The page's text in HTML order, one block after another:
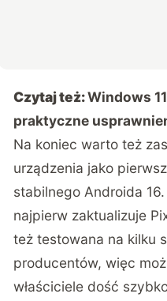
Czytaj też:Windows
praktyczne
Na koniec warto też
urządzenia jako
stabilnego Androida
najpierw zaktualizuje
też testowana na kilku
producentów, więc
właściciele dość